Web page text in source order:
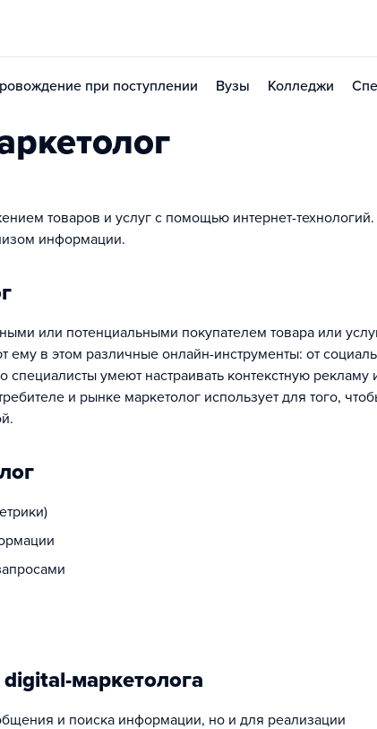
при поступлении Вузы Колледжи
товаров и услуг с помощью интернет-
информации.
или потенциальными покупателем товара или
в этом различные онлайн-инструменты: от
умеют настраивать контекстную рекламу
и рынке маркетолог использует для того,
маркетолога
и поиска информации, но и для реализации